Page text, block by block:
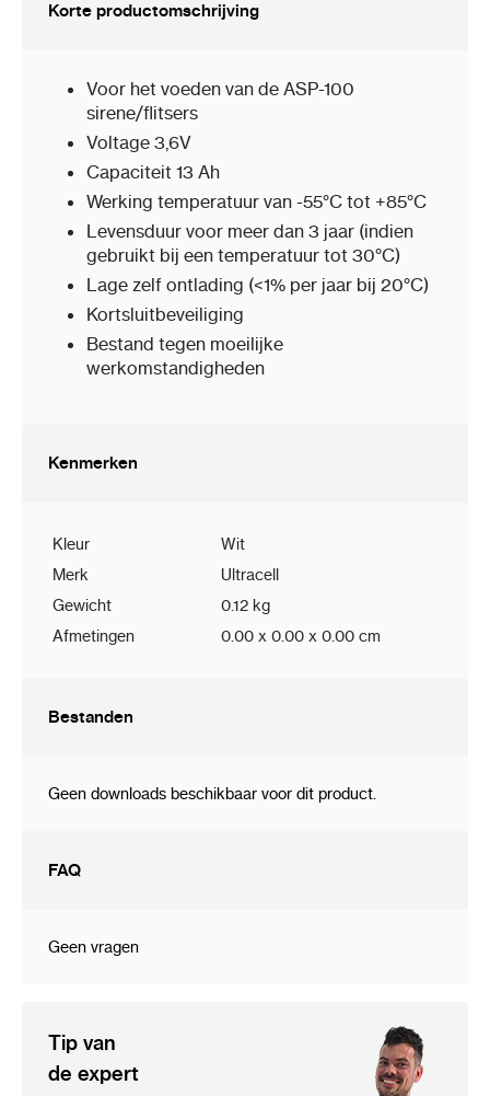
Korte productomschrijving
Voor het voeden van de ASP-100
sirene/flitsers
Voltage 3,6V
Capaciteit 13 Ah
Werking temperatuur van -55°C tot +85°C
Levensduur voor meer dan 3 jaar (indien
gebruikt bij een temperatuur tot 30°C)
Lage zelf ontlading (<1% per jaar bij 20°C)
Kortsluitbeveiliging
Bestand tegen moeilijke
werkomstandigheden
Kenmerken
Kleur
Wit
Merk
Ultracell
Gewicht
0.12 kg
Afmetingen
0.00 x 0.00 x 0.00 cm
Bestanden
Geen downloads beschikbaar voor dit product.
FAQ
Geen vragen
Tip van
de expert